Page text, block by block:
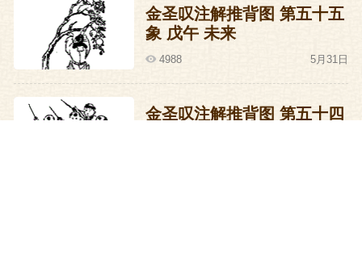
进驻土木堡。
”半圭为土,半林为木“----半圭为土,半林为木,
合则为土木堡,几百年前李淳风就用《推背
图》告诉了王振这一切.
金圣叹注解推背图 第五十五
象 戊午 未来
4988 5月31日
金圣叹注解推背图 第五十四